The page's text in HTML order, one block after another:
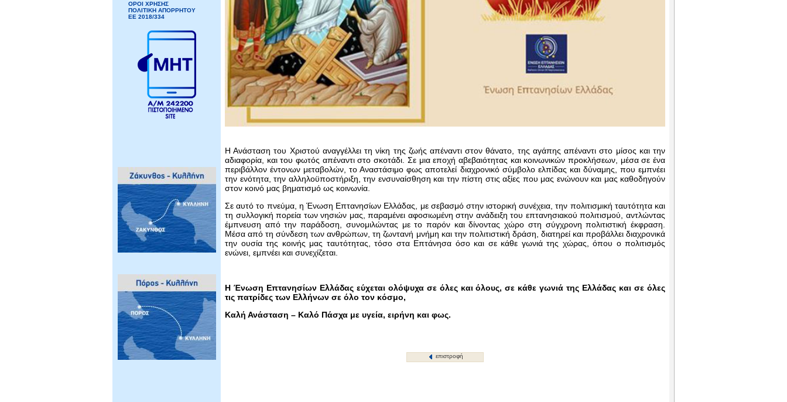
ΟΡΟΙ ΧΡΗΣΗΣ
ΠΟΛΙΤΙΚΗ ΑΠΟΡΡΗΤΟΥ
ΕΕ 2018/334
Η Ανάσταση του Χριστού αναγγέλλει τη νίκη της ζωής απέναντι στον θάνατο, της αγάπης απέναντι στο μίσος και την
αδιαφορία, και του φωτός απέναντι στο σκοτάδι. Σε μια εποχή αβεβαιότητας και κοινωνικών προκλήσεων, μέσα σε ένα
περιβάλλον έντονων μεταβολών, το Αναστάσιμο φως αποτελεί διαχρονικό σύμβολο ελπίδας και δύναμης, που εμπνέει
την ενότητα, την αλληλοϋποστήριξη, την ενσυναίσθηση και την πίστη στις αξίες που μας ενώνουν και μας καθοδηγούν
στον κοινό μας βηματισμό ως κοινωνία.
Σε αυτό το πνεύμα, η Ένωση Επτανησίων Ελλάδας, με σεβασμό στην ιστορική συνέχεια, την πολιτισμική ταυτότητα και
τη συλλογική πορεία των νησιών μας, παραμένει αφοσιωμένη στην ανάδειξη του επτανησιακού πολιτισμού, αντλώντας
έμπνευση από την παράδοση, συνομιλώντας με το παρόν και δίνοντας χώρο στη σύγχρονη πολιτιστική έκφραση.
Μέσα από τη σύνδεση των ανθρώπων, τη ζωντανή μνήμη και την πολιτιστική δράση, διατηρεί και προβάλλει διαχρονικά
την ουσία της κοινής μας ταυτότητας, τόσο στα Επτάνησα όσο και σε κάθε γωνιά της χώρας, όπου ο πολιτισμός
ενώνει, εμπνέει και συνεχίζεται.
Η Ένωση Επτανησίων Ελλάδας εύχεται ολόψυχα σε όλες και όλους, σε κάθε γωνιά της Ελλάδας και σε όλες
τις πατρίδες των Ελλήνων σε όλο τον κόσμο,
Καλή Ανάσταση – Καλό Πάσχα με υγεία, ειρήνη και φως.
επιστροφή